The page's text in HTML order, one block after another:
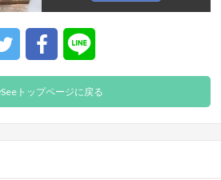
トップページに戻る